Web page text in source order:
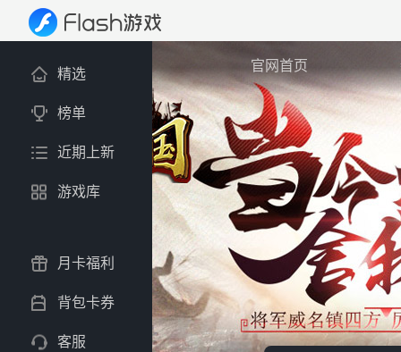
官网首页
精选
榜单
近期上新
游戏库
月卡福利
背包卡券
客服